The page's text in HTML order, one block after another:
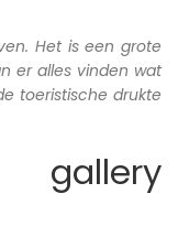
Het is een grote
er alles vinden wat
toeristische drukte
gallery